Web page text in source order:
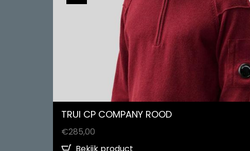
TRUI CP COMPANY ROOD
€285,00
Bekijk product